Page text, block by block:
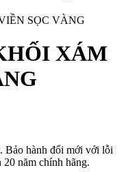
XÁM
Bảo hành đổi mới với lỗi
20 năm chính hãng.